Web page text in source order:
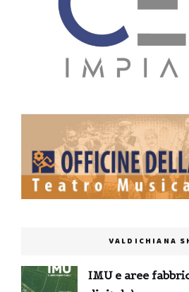
VALDICHIANA
IMU e aree